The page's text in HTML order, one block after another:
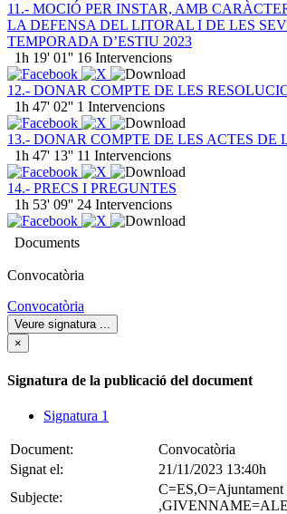
11.- MOCIÓ PER INSTAR, AMB
LA DEFENSA DEL LITORAL I DE LES
TEMPORADA D’ESTIU 2023
1h 19' 01'' 16 Intervencions
12.- DONAR COMPTE DE LES
1h 47' 02'' 1 Intervencions
13.- DONAR COMPTE DE LES ACTES
1h 47' 13'' 11 Intervencions
14.- PRECS I PREGUNTES
1h 53' 09'' 24 Intervencions
Documents
Convocatòria
Convocatòria
Veure signatura ...
×
Signatura de la publicació del document
Signatura 1
Document:
Convocatòria
Signat el:
21/11/2023 13:40h
Subjecte: